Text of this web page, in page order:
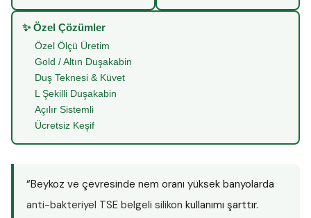
✨ Özel Çözümler
Özel Ölçü Üretim
Gold / Altın Duşakabin
Duş Teknesi & Küvet
L Şekilli Duşakabin
Açılır Sistemli
Ücretsiz Keşif
“Beykoz ve çevresinde nem oranı yüksek banyolarda
anti-bakteriyel TSE belgeli silikon kullanımı şarttır.